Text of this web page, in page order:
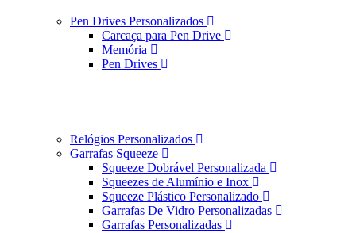
Pen Drives Personalizados
Carcaça para Pen Drive
Memória
Pen Drives
Relógios Personalizados
Garrafas Squeeze
Squeeze Dobrável Personalizada
Squeezes de Alumínio e Inox
Squeeze Plástico Personalizado
Garrafas De Vidro Personalizadas
Garrafas Personalizadas